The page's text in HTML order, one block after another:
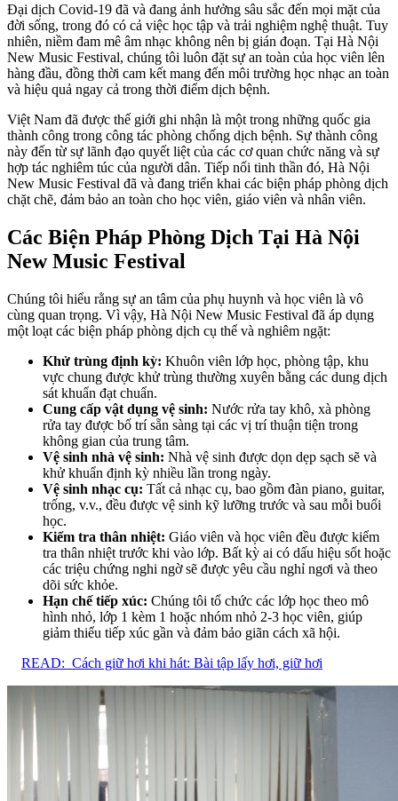
Đại dịch Covid-19 đã và đang ảnh hưởng sâu sắc đến mọi mặt của
đời sống, trong đó có cả việc học tập và trải nghiệm nghệ thuật. Tuy
nhiên, niềm đam mê âm nhạc không nên bị gián đoạn. Tại Hà Nội
New Music Festival, chúng tôi luôn đặt sự an toàn của học viên lên
hàng đầu, đồng thời cam kết mang đến môi trường học nhạc an toàn
và hiệu quả ngay cả trong thời điểm dịch bệnh.
Việt Nam đã được thế giới ghi nhận là một trong những quốc gia
thành công trong công tác phòng chống dịch bệnh. Sự thành công
này đến từ sự lãnh đạo quyết liệt của các cơ quan chức năng và sự
hợp tác nghiêm túc của người dân. Tiếp nối tinh thần đó, Hà Nội
New Music Festival đã và đang triển khai các biện pháp phòng dịch
chặt chẽ, đảm bảo an toàn cho học viên, giáo viên và nhân viên.
Các Biện Pháp Phòng Dịch Tại Hà Nội
New Music Festival
Chúng tôi hiểu rằng sự an tâm của phụ huynh và học viên là vô
cùng quan trọng. Vì vậy, Hà Nội New Music Festival đã áp dụng
một loạt các biện pháp phòng dịch cụ thể và nghiêm ngặt:
Khử trùng định kỳ: Khuôn viên lớp học, phòng tập, khu
vực chung được khử trùng thường xuyên bằng các dung dịch
sát khuẩn đạt chuẩn.
Cung cấp vật dụng vệ sinh: Nước rửa tay khô, xà phòng
rửa tay được bố trí sẵn sàng tại các vị trí thuận tiện trong
không gian của trung tâm.
Vệ sinh nhà vệ sinh: Nhà vệ sinh được dọn dẹp sạch sẽ và
khử khuẩn định kỳ nhiều lần trong ngày.
Vệ sinh nhạc cụ: Tất cả nhạc cụ, bao gồm đàn piano, guitar,
trống, v.v., đều được vệ sinh kỹ lưỡng trước và sau mỗi buổi
học.
Kiểm tra thân nhiệt: Giáo viên và học viên đều được kiểm
tra thân nhiệt trước khi vào lớp. Bất kỳ ai có dấu hiệu sốt hoặc
các triệu chứng nghi ngờ sẽ được yêu cầu nghỉ ngơi và theo
dõi sức khỏe.
Hạn chế tiếp xúc: Chúng tôi tổ chức các lớp học theo mô
hình nhỏ, lớp 1 kèm 1 hoặc nhóm nhỏ 2-3 học viên, giúp
giảm thiểu tiếp xúc gần và đảm bảo giãn cách xã hội.
READ: Cách giữ hơi khi hát: Bài tập lấy hơi, giữ hơi